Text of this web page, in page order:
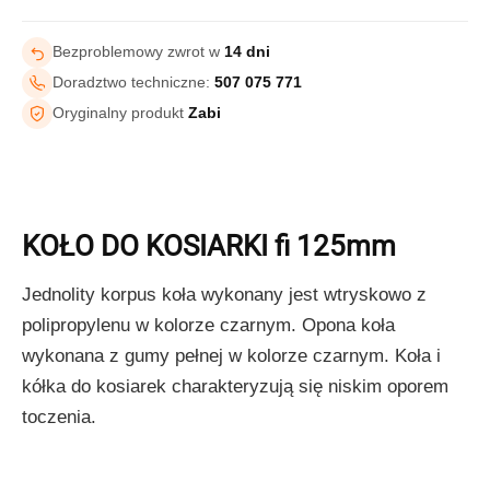
Bezproblemowy zwrot w 14 dni
Doradztwo techniczne: 507 075 771
Oryginalny produkt Zabi
KOŁO DO KOSIARKI fi 125mm
Jednolity korpus koła wykonany jest wtryskowo z
polipropylenu w kolorze czarnym. Opona koła
wykonana z gumy pełnej w kolorze czarnym. Koła i
kółka do kosiarek charakteryzują się niskim oporem
toczenia.